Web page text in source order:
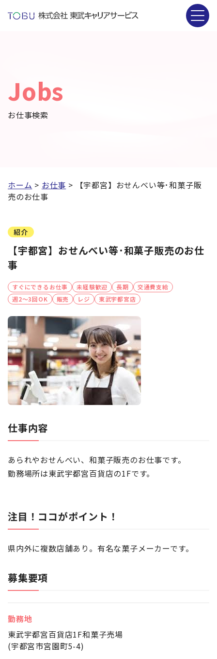
Jobs
お仕事検索
ホーム > お仕事 >
【宇都宮】おせんべい等･和菓子販
売のお仕事
紹介
【宇都宮】おせんべい等･和菓子販売のお仕
事
すぐにできるお仕事 未経験歓迎 長期
交通費支給
週2～3回OK
販売 レジ 東武宇都宮店
仕事内容
あられやおせんべい、和菓子販売のお仕事です。
勤務場所は東武宇都宮百貨店の1Fです。
注目！ココがポイント！
県内外に複数店舗あり。有名な菓子メーカーです。
募集要項
勤務地
東武宇都宮百貨店1F和菓子売場
(宇都宮市宮園町5-4)